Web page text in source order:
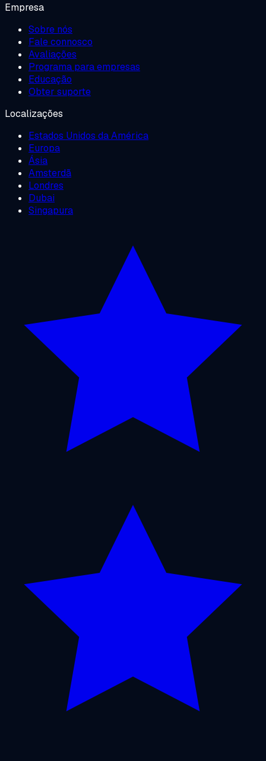
Empresa
Sobre nós
Fale connosco
Avaliações
Programa para empresas
Educação
Obter suporte
Localizações
Estados Unidos da América
Europa
Ásia
Amsterdã
Londres
Dubai
Singapura